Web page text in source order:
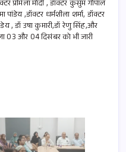
प्रमिला मोदी , डॉक्टर कुसुम गोपाल
,डॉक्टर धर्मशीला शर्मा, डॉक्टर
, डॉ उषा कुमारी,डॉ रेणु सिंह,और
03 और 04 दिसंबर को भी जारी